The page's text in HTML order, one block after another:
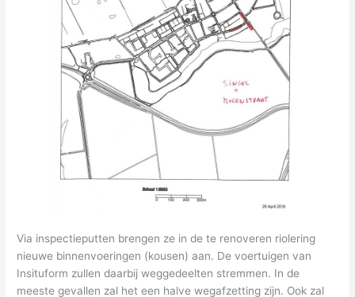
Via inspectieputten brengen ze in de te renoveren riolering
nieuwe binnenvoeringen (kousen) aan. De voertuigen van
Insituform zullen daarbij weggedeelten stremmen. In de
meeste gevallen zal het een halve wegafzetting zijn. Ook zal